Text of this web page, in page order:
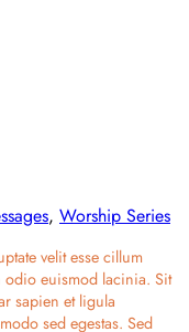
, Worship Series
velit esse cillum
euismod lacinia. Sit
sapien et ligula
sed egestas. Sed